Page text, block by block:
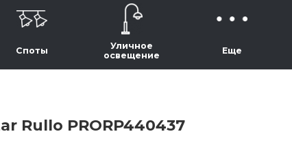
Споты
Уличное
освещение
Еще
Rullo PRORP440437